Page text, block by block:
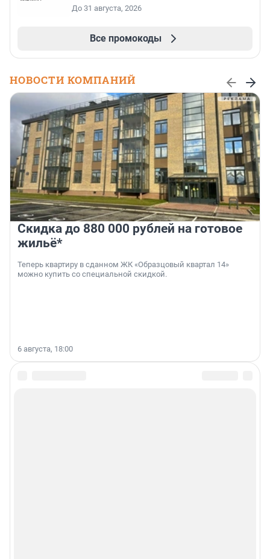
До 31 августа, 2026
Все промокоды
НОВОСТИ КОМПАНИЙ
Скидка до 880 000 рублей на готовое
жильё*
Теперь квартиру в сданном ЖК «Образцовый квартал 14»
можно купить со специальной скидкой.
6 августа, 18:00